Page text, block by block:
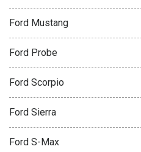
Ford Mustang
Ford Probe
Ford Scorpio
Ford Sierra
Ford S-Max